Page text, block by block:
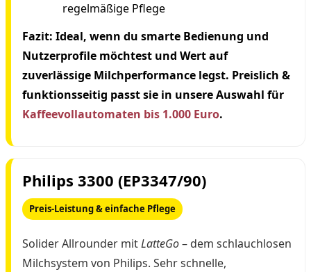
regelmäßige Pflege
Fazit: Ideal, wenn du smarte Bedienung und
Nutzerprofile möchtest und Wert auf
zuverlässige Milchperformance legst. Preislich &
funktionsseitig passt sie in unsere Auswahl für
Kaffeevollautomaten bis 1.000 Euro.
Philips 3300 (EP3347/90)
Preis-Leistung & einfache Pflege
Solider Allrounder mitLatteGo– dem schlauchlosen
Milchsystem von Philips. Sehr schnelle,